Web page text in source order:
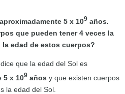
5 x 109 años.
que pueden tener 4 veces la
la edad de estos cuerpos?
que la edad del Sol es
5 x 109 años y que existen cuerpos
la edad del Sol.